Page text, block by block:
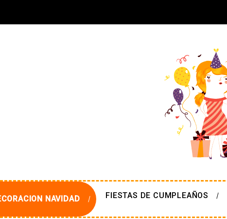
NAVIDAD FIESTAS DE CUMPLEAÑOS